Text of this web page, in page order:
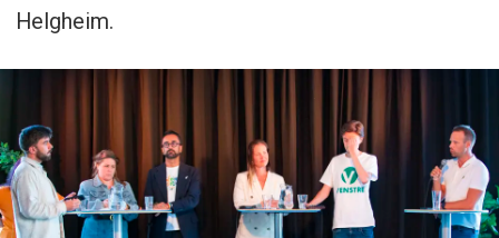
Helgheim.